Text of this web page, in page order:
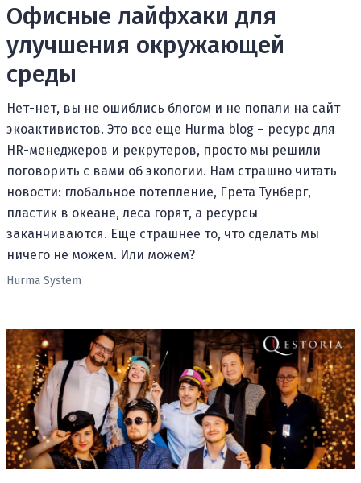
Офисные лайфхаки для
улучшения окружающей
среды
Нет-нет, вы не ошиблись блогом и не попали на сайт
экоактивистов. Это все еще Hurma blog – ресурс для
HR-менеджеров и рекрутеров, просто мы решили
поговорить с вами об экологии. Нам страшно читать
новости: глобальное потепление, Грета Тунберг,
пластик в океане, леса горят, а ресурсы
заканчиваются. Еще страшнее то, что сделать мы
ничего не можем. Или можем?
Hurma System